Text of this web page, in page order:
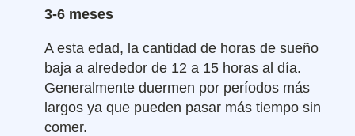
3-6 meses
A esta edad, la cantidad de horas de sueño
baja a alrededor de 12 a 15 horas al día.
Generalmente duermen por períodos más
largos ya que pueden pasar más tiempo sin
comer.